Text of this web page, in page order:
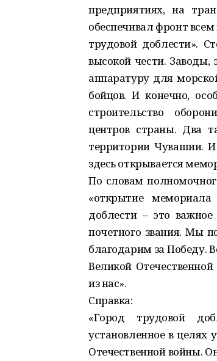
предприятиях, на
обеспечивал фронт
трудовой доблести».
высокой чести. Заводы,
аппаратуру для
бойцов. И конечно,
строительство
центров страны. Два
территории Чувашии.
здесь открывается
По словам
«открытие
доблести – это
почетного звания. Мы
благодарим за Победу.
Великой
из нас».
Справка:
«Город трудовой
установленное в целях
Отечественной войны.